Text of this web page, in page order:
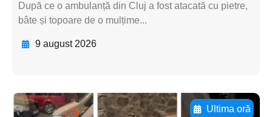
După ce o ambulanță din Cluj a fost atacată cu pietre,
bâte și topoare de o mulțime...
9 august 2026
Ultima oră